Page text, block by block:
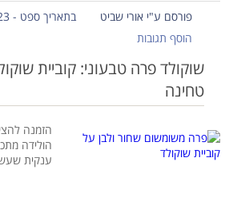
פורסם ע"י אורי שביט
בתאריך ספט - 23 - 2019
הוסף תגובות
שוקולד פרה טבעוני: קוביית
טחינה
הזמנה
הולידה
ענקית